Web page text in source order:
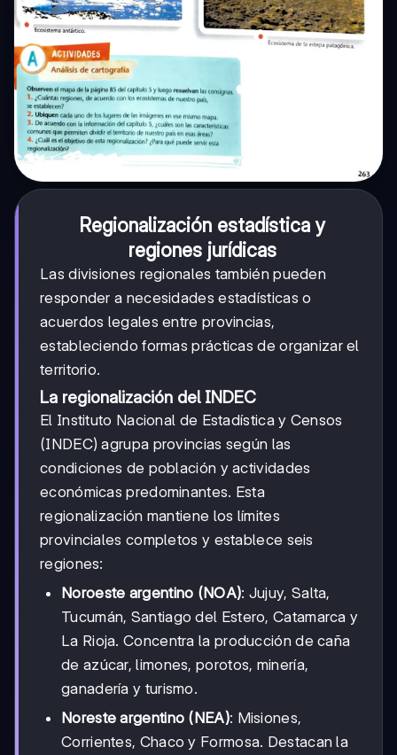
Regionalización estadística y
regiones jurídicas
Las divisiones regionales también pueden
responder a necesidades estadísticas o
acuerdos legales entre provincias,
estableciendo formas prácticas de organizar el
territorio.
La regionalización del INDEC
El Instituto Nacional de Estadística y Censos
(INDEC) agrupa provincias según las
condiciones de población y actividades
económicas predominantes. Esta
regionalización mantiene los límites
provinciales completos y establece seis
regiones:
Noroeste argentino (NOA): Jujuy, Salta,
Tucumán, Santiago del Estero, Catamarca y
La Rioja. Concentra la producción de caña
de azúcar, limones, porotos, minería,
ganadería y turismo.
Noreste argentino (NEA): Misiones,
Corrientes, Chaco y Formosa. Destacan la